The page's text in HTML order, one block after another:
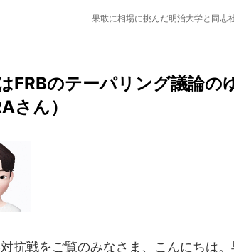
果敢に相場に挑んだ明治大学と同
FRBのテーパリング議論の
さん）
抗戦をご覧のみなさま、こんにちは。